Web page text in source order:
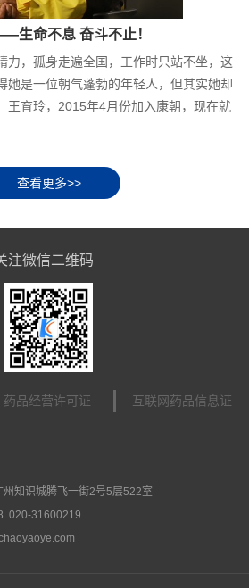
生命不息 奋斗不止！
力，孤身走遍全国，工作时只站不坐，这
她是一位朝气蓬勃的年轻人，但其实她却
王育玲，2015年4月份加入康朝，现在就
查看更多>>
注微信二维码
药品经营许可证 互联网药品信息证
知识城腾飞一街2号5层522室
020-31600219